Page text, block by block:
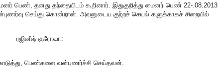
பெண், தனது தந்தையிடம் கூறினார். இதுகுறித்து மைனர் பெண் 22-.08.2013
செய்து கொன்றான். அவனுடைய குற்றச் செயல் களுக்காகச் சிறையில்
ரஜினீஷ் குரோவா:
பெண்களை வன்புணர்ச்சி செய்தவன்.